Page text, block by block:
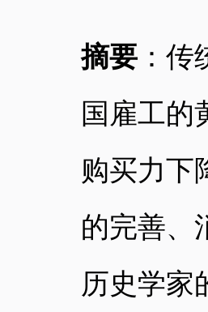
摘要 ：
国雇工的
购买力下
的完善、
历史学家